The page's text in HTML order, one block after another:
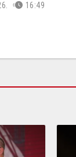
16:49